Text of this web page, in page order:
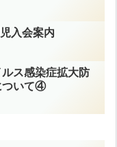
入会案内
ス感染症拡大防
ついて④